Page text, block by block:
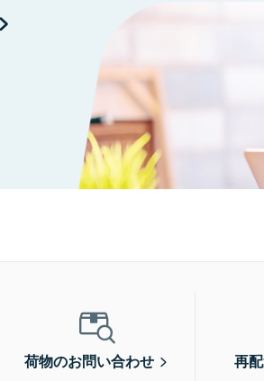
荷物のお問い合わせ 再